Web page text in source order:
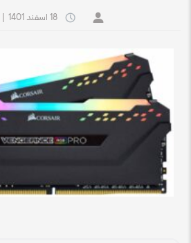
18 اسفند 1401